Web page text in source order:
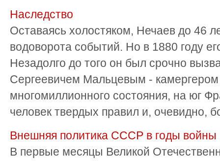
Наследство
Оставаясь холостяком, Нечаев до 46
водоворота событий. Но в 1880 году
Незадолго до того он был срочно
Сергеевичем Мальцевым -
многомиллионного состояния, на юг
человек твердых правил и, очевидно,
Внешняя политика СССР в годы войны
В первые месяцы Великой